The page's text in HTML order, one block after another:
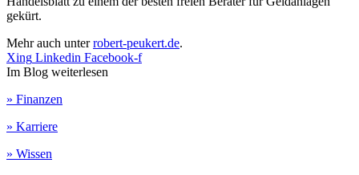
gekürt.
Mehr auch unterrobert-peukert.de.
Xing Linkedin Facebook-f
Im Blog weiterlesen
» Finanzen
» Karriere
» Wissen